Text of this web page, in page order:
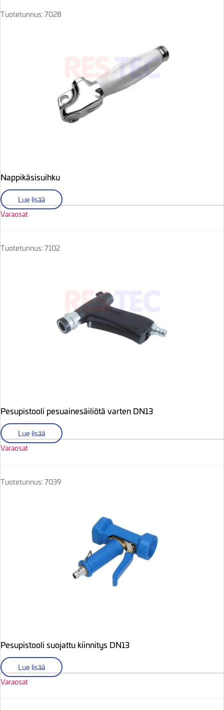
Tuotetunnus: 7028
Nappikäsisuihku
Lue lisää
Varaosat
Tuotetunnus: 7102
Pesupistooli pesuainesäiliötä varten DN13
Lue lisää
Varaosat
Tuotetunnus: 7039
Pesupistooli suojattu kiinnitys DN13
Lue lisää
Varaosat